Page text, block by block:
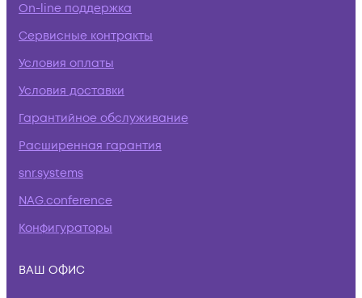
On-line поддержка
Сервисные контракты
Условия оплаты
Условия доставки
Гарантийное обслуживание
Расширенная гарантия
snr.systems
NAG.conference
Конфигураторы
ВАШ ОФИС